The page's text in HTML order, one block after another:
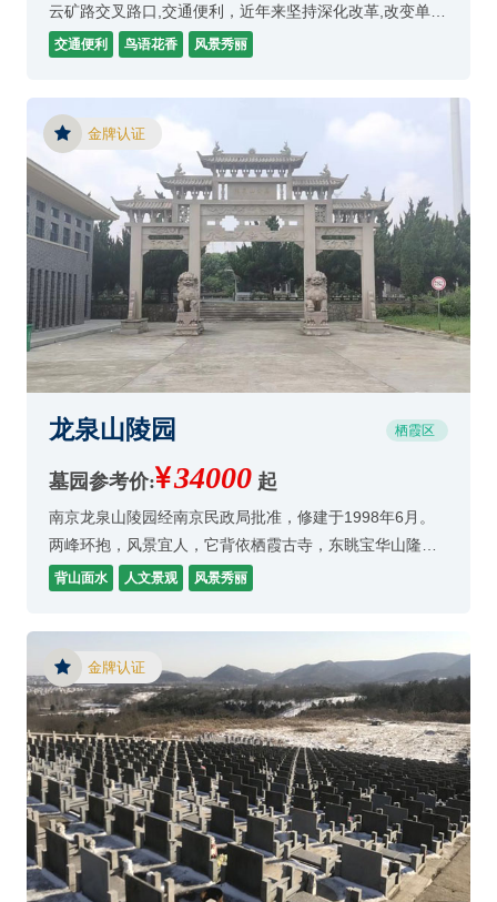
云矿路交叉路口,交通便利，近年来坚持深化改革,改变单一
经济,实行多业并举,逐步走出了经营田境,步入健康发展的
交通便利 鸟语花香 风景秀丽
金牌认证
龙泉山陵园 栖霞区
墓园参考价: 34000 起
南京龙泉山陵园经南京民政局批准，修建于1998年6月。
两峰环抱，风景宜人，它背依栖霞古寺，东眺宝华山隆昌
寺，既饱存龙局气脉，又合为游览名胜，是清明理想的踏
背山面水 人文景观 风景秀丽
金牌认证